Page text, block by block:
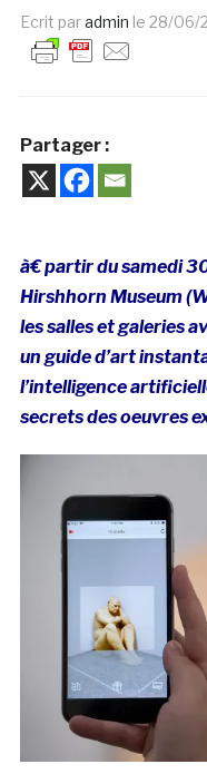
Ecrit paradmin le 28/06/
Partager :
à€ partir du samedi
Hirshhorn Museum
les salles et galeries
un guide d’art
l’intelligence
secrets des oeuvres